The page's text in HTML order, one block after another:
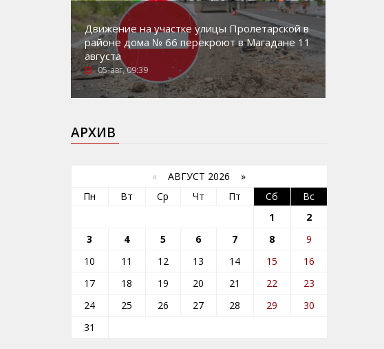
Движение на участке улицы Пролетарской в
районе дома № 66 перекроют в Магадане 11
августа
05-авг, 09:39
АРХИВ
« АВГУСТ 2026 »
Пн
Вт Ср Чт Пт Сб
Вс
1
2
3
4 5 6 7 8
9
10
11 12 13 14 15
16
17
18 19 20 21 22
23
24
25 26 27 28 29
30
31